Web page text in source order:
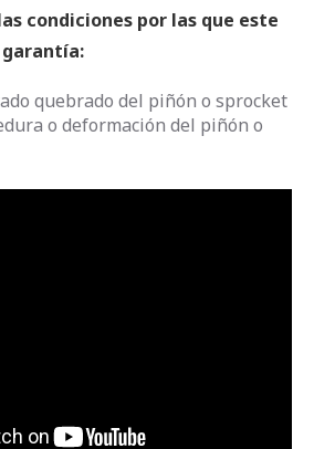
condiciones por las que este
garantía:
quebrado del piñón o sprocket
o deformación del piñón o